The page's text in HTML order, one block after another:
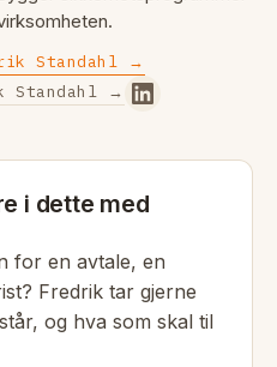
Standahl →
Standahl →
i dette med
for en avtale, en
Fredrik tar gjerne
og hva som skal til